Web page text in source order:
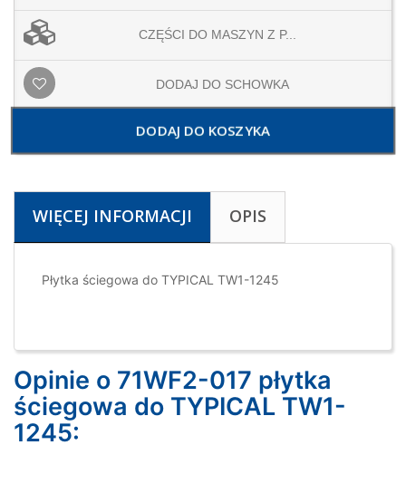
CZĘŚCI DO MASZYN Z P...
DODAJ DO SCHOWKA
DODAJ DO KOSZYKA
WIĘCEJ INFORMACJI OPIS
Płytka ściegowa do TYPICAL TW1-1245
Opinie o 71WF2-017 płytka
ściegowa do TYPICAL TW1-
1245: